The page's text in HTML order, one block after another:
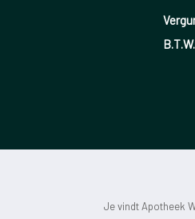
Je vindt Apotheek